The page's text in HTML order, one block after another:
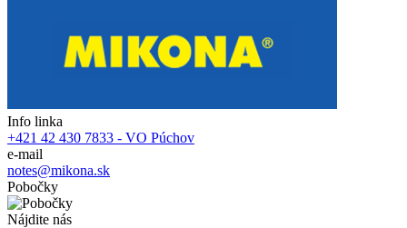
Info linka
+421 42 430 7833 - VO Púchov
e-mail
notes@mikona.sk
Pobočky
Nájdite nás